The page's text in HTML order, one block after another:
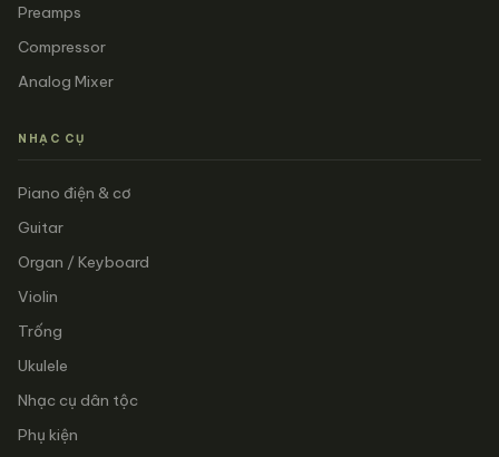
Preamps
Compressor
Analog Mixer
NHẠC CỤ
Piano điện & cơ
Guitar
Organ / Keyboard
Violin
Trống
Ukulele
Nhạc cụ dân tộc
Phụ kiện